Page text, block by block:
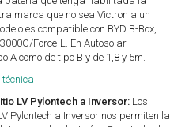
marca que no sea Victron a un
es compatible con BYD B-Box,
Force-L. En Autosolar
A como de tipo B y de 1,8 y 5m.
técnica
LV Pylontech a Inversor: Los
Pylontech a Inversor nos permiten la